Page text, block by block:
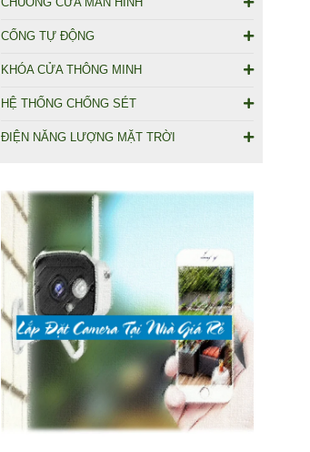
CỔNG TỰ ĐỘNG
KHÓA CỬA THÔNG MINH
HỆ THỐNG CHỐNG SÉT
ĐIỆN NĂNG LƯỢNG MẶT TRỜI